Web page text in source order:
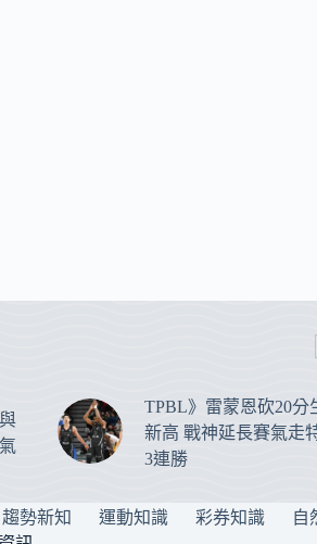
TPBL》雷蒙恩砍20分
新高 戰神延長賽氣走
3連勝
趨勢新知 運動知識 彩券知識 自